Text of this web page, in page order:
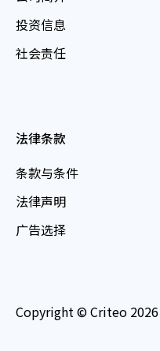
投资信息
社会责任
法律条款
条款与条件
法律声明
广告选择
Copyright © Criteo 2026